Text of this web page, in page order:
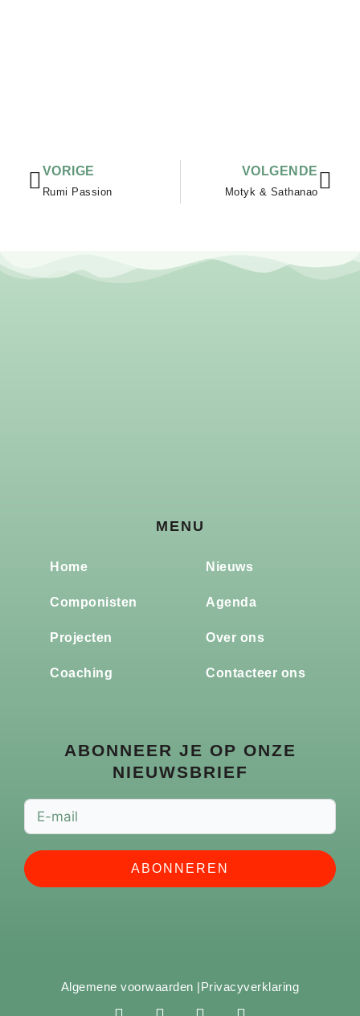
Vorige
VORIGE
Rumi Passion
VOLGENDE
Motyk & Sathanao
MENU
Home
Componisten
Projecten
Coaching
Nieuws
Agenda
Over ons
Contacteer ons
ABONNEER JE OP ONZE
NIEUWSBRIEF
ABONNEREN
F
I
Y
S
Algemene voorwaarden |Privacyverklaring